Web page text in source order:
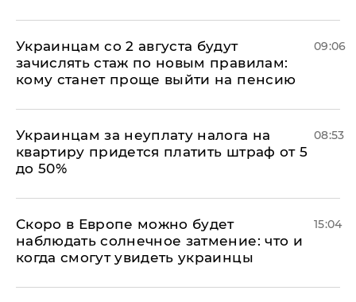
Украинцам со 2 августа будут
зачислять стаж по новым правилам:
кому станет проще выйти на пенсию
09:06
Украинцам за неуплату налога на
квартиру придется платить штраф от 5
до 50%
08:53
Скоро в Европе можно будет
наблюдать солнечное затмение: что и
когда смогут увидеть украинцы
15:04